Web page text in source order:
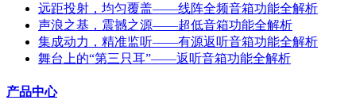
远距投射，均匀覆盖——线阵全频音箱功能全解析
声浪之基，震撼之源——超低音箱功能全解析
集成动力，精准监听——有源返听音箱功能全解析
舞台上的“第三只耳”——返听音箱功能全解析
产品中心